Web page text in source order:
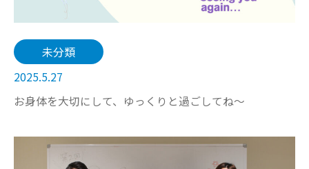
未分類
2025.5.27
お身体を大切にして、ゆっくりと過ごしてね～